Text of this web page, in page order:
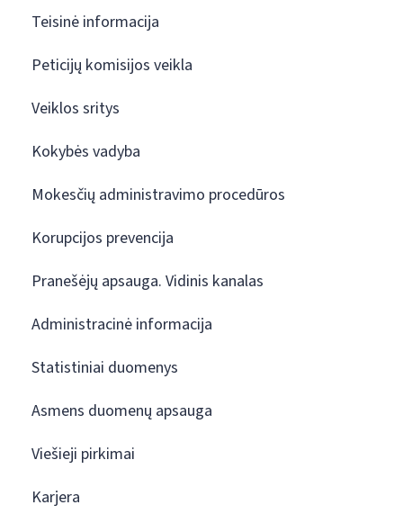
Teisinė informacija
Peticijų komisijos veikla
Veiklos sritys
Kokybės vadyba
Mokesčių administravimo procedūros
Korupcijos prevencija
Pranešėjų apsauga. Vidinis kanalas
Administracinė informacija
Statistiniai duomenys
Asmens duomenų apsauga
Viešieji pirkimai
Karjera